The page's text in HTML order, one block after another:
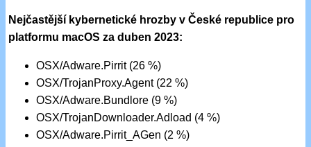
Nejčastější kybernetické hrozby v České republice pro
platformu macOS za duben 2023:
OSX/Adware.Pirrit (26 %)
OSX/TrojanProxy.Agent (22 %)
OSX/Adware.Bundlore (9 %)
OSX/TrojanDownloader.Adload (4 %)
OSX/Adware.Pirrit_AGen (2 %)